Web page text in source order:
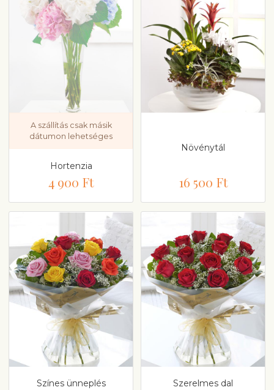
A szállítás csak másik
dátumon lehetséges
Hortenzia
4 900 Ft
Növénytál
16 500 Ft
Színes ünneplés Szerelmes dal